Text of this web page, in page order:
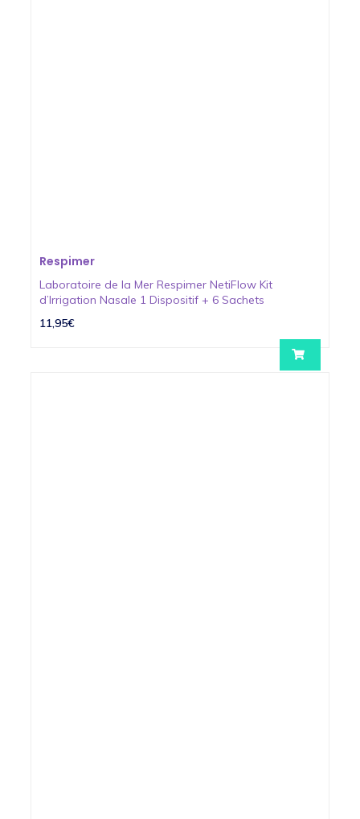
Respimer
Laboratoire de la Mer Respimer NetiFlow Kit
d’Irrigation Nasale 1 Dispositif + 6 Sachets
11,95€